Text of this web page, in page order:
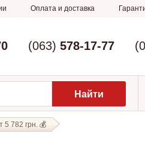
Оплата и доставка
(063) 578-17-77
5 782 грн. 💰